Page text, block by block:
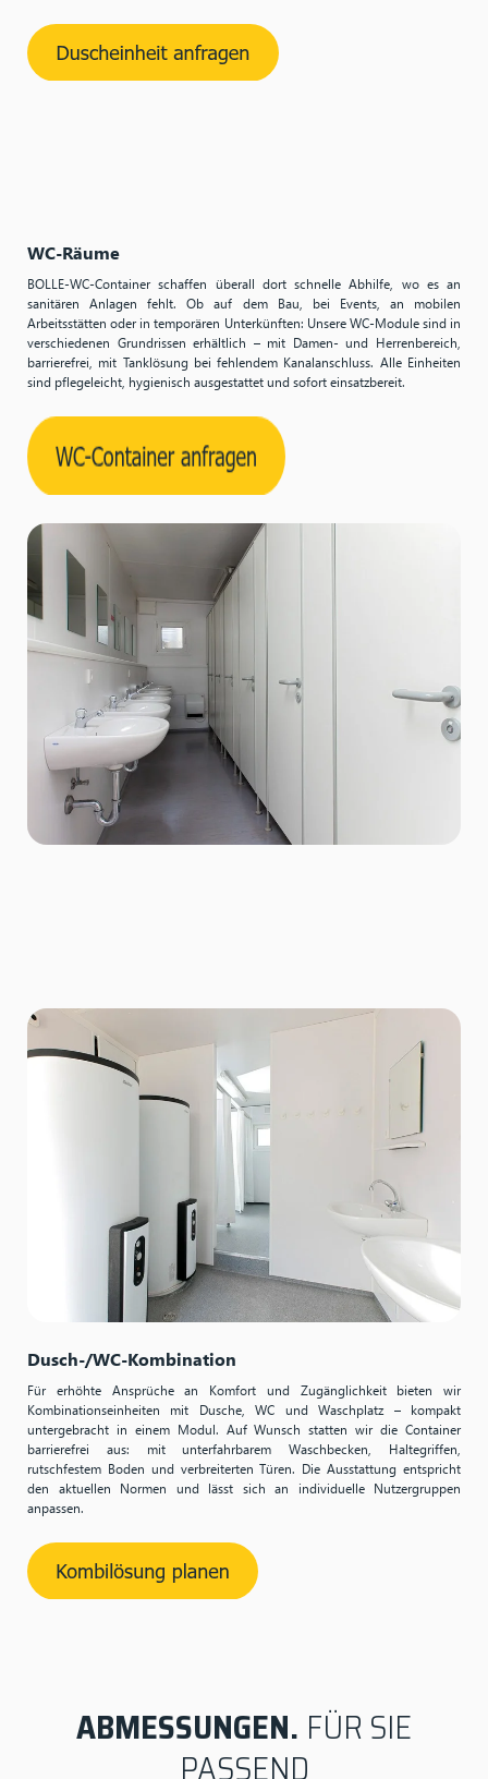
WC-Räume
BOLLE-WC-Container schaffen überall dort schnelle Abhilfe, wo es an
sanitären Anlagen fehlt. Ob auf dem Bau, bei Events, an mobilen
Arbeitsstätten oder in temporären Unterkünften: Unsere WC-Module sind in
verschiedenen Grundrissen erhältlich – mit Damen- und Herrenbereich,
barrierefrei, mit Tanklösung bei fehlendem Kanalanschluss. Alle Einheiten
sind pflegeleicht, hygienisch ausgestattet und sofort einsatzbereit.
Dusch-/WC-Kombination
Für erhöhte Ansprüche an Komfort und Zugänglichkeit bieten wir
Kombinationseinheiten mit Dusche, WC und Waschplatz – kompakt
untergebracht in einem Modul. Auf Wunsch statten wir die Container
barrierefrei aus: mit unterfahrbarem Waschbecken, Haltegriffen,
rutschfestem Boden und verbreiterten Türen. Die Ausstattung entspricht
den aktuellen Normen und lässt sich an individuelle Nutzergruppen
anpassen.
ABMESSUNGEN. FÜR SIE
PASSEND